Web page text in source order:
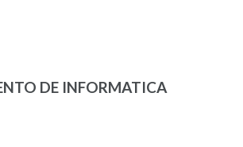
DE INFORMATICA